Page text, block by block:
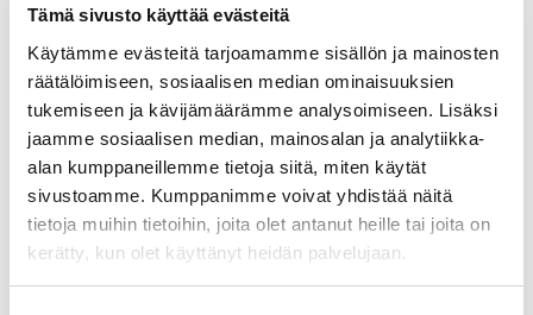
Tämä sivusto käyttää evästeitä
Käytämme evästeitä tarjoamamme sisällön ja mainosten
räätälöimiseen, sosiaalisen median ominaisuuksien
tukemiseen ja kävijämäärämme analysoimiseen. Lisäksi
jaamme sosiaalisen median, mainosalan ja analytiikka-
alan kumppaneillemme tietoja siitä, miten käytät
sivustoamme. Kumppanimme voivat yhdistää näitä
tietoja muihin tietoihin, joita olet antanut heille tai joita on
kerätty, kun olet käyttänyt heidän palvelujaan.